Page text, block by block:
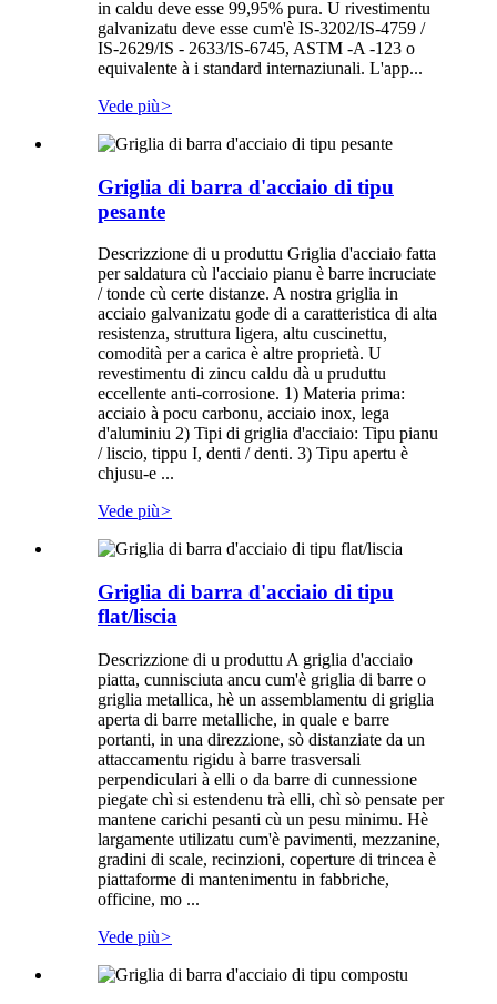
in caldu deve esse 99,95% pura. U rivestimentu
galvanizatu deve esse cum'è IS-3202/IS-4759 /
IS-2629/IS - 2633/IS-6745, ASTM -A -123 o
equivalente à i standard internaziunali. L'app...
Vede più>
Griglia di barra d'acciaio di tipu
pesante
Descrizzione di u produttu Griglia d'acciaio fatta
per saldatura cù l'acciaio pianu è barre incruciate
/ tonde cù certe distanze. A nostra griglia in
acciaio galvanizatu gode di a caratteristica di alta
resistenza, struttura ligera, altu cuscinettu,
comodità per a carica è altre proprietà. U
revestimentu di zincu caldu dà u pruduttu
eccellente anti-corrosione. 1) Materia prima:
acciaio à pocu carbonu, acciaio inox, lega
d'aluminiu 2) Tipi di griglia d'acciaio: Tipu pianu
/ liscio, tippu I, denti / denti. 3) Tipu apertu è
chjusu-e ...
Vede più>
Griglia di barra d'acciaio di tipu
flat/liscia
Descrizzione di u produttu A griglia d'acciaio
piatta, cunnisciuta ancu cum'è griglia di barre o
griglia metallica, hè un assemblamentu di griglia
aperta di barre metalliche, in quale e barre
portanti, in una direzzione, sò distanziate da un
attaccamentu rigidu à barre trasversali
perpendiculari à elli o da barre di cunnessione
piegate chì si estendenu trà elli, chì sò pensate per
mantene carichi pesanti cù un pesu minimu. Hè
largamente utilizatu cum'è pavimenti, mezzanine,
gradini di scale, recinzioni, coperture di trincea è
piattaforme di mantenimentu in fabbriche,
officine, mo ...
Vede più>